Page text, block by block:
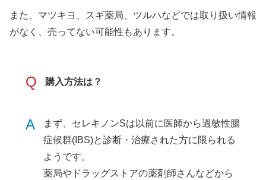
また、マツキヨ、スギ薬局、ツルハなどでは取り扱い情報
がなく、売ってない可能性もあります。
Q 購入方法は？
A
まず、セレキノンSは以前に医師から過敏性腸
症候群(IBS)と診断・治療された方に限られる
ようです。
薬局やドラッグストアの薬剤師さんなどから